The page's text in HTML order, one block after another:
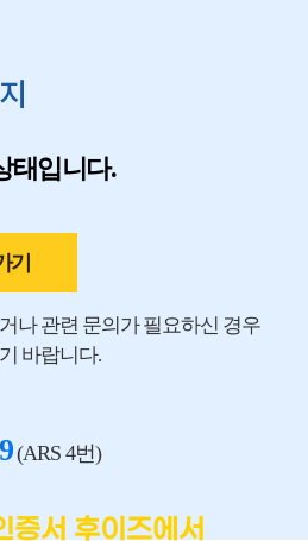
태입니다.
기
나 관련 문의가 필요하신 경우
바랍니다.
(ARS 4번)
서 후이즈에서